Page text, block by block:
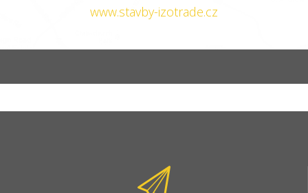
www.stavby-izotrade.cz